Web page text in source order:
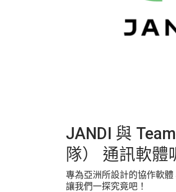
JANDI 與
隊） 通訊軟體
專為亞洲所設計的協作軟
讓我們一探究竟吧！